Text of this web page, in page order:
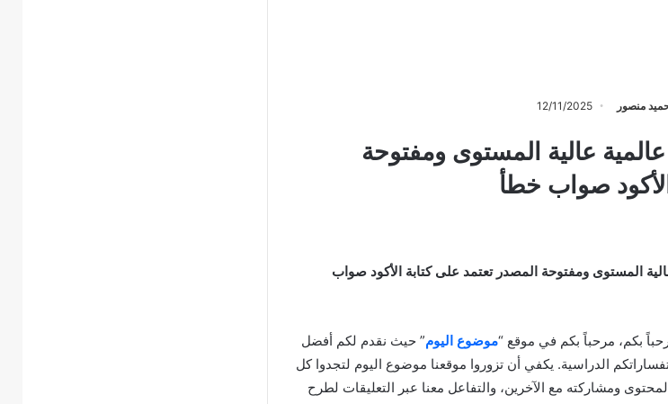
منصور 12/11/2025
عالية المستوى ومفتوحة
صواب خطأ
المستوى ومفتوحة المصدر تعتمد على كتابة الأكود صواب
بكم، مرحباً بكم في موقع “موضوع اليوم” حيث نقدم لكم أفضل
الدراسية. يكفي أن تزوروا موقعنا موضوع اليوم لتجدوا كل
ومشاركته مع الآخرين، والتفاعل معنا عبر التعليقات لطرح